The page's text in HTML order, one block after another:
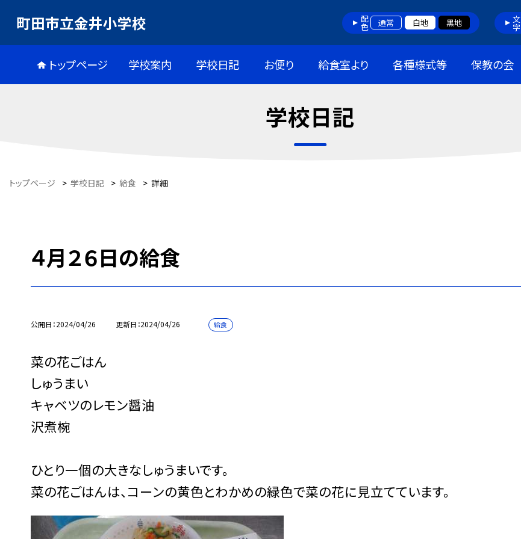
町田市立金井小学校 配色 通常 白地 黒地 文字
トップページ 学校案内 学校日記 お便り 給食室より 各種様式等 保教の会
学校日記
トップページ > 学校日記 > 給食 > 詳細
４月２６日の給食
公開日 2024/04/26 更新日 2024/04/26 給食
菜の花ごはん
しゅうまい
キャベツのレモン醤油
沢煮椀
ひとり一個の大きなしゅうまいです。
菜の花ごはんは、コーンの黄色とわかめの緑色で菜の花に見立てています。